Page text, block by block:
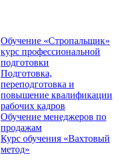
Обучение «Стропальщик»
курс профессиональной
подготовки
Подготовка,
переподготовка и
повышение квалификации
рабочих кадров
Обучение менеджеров по
продажам
Курс обучения «Вахтовый
метод»